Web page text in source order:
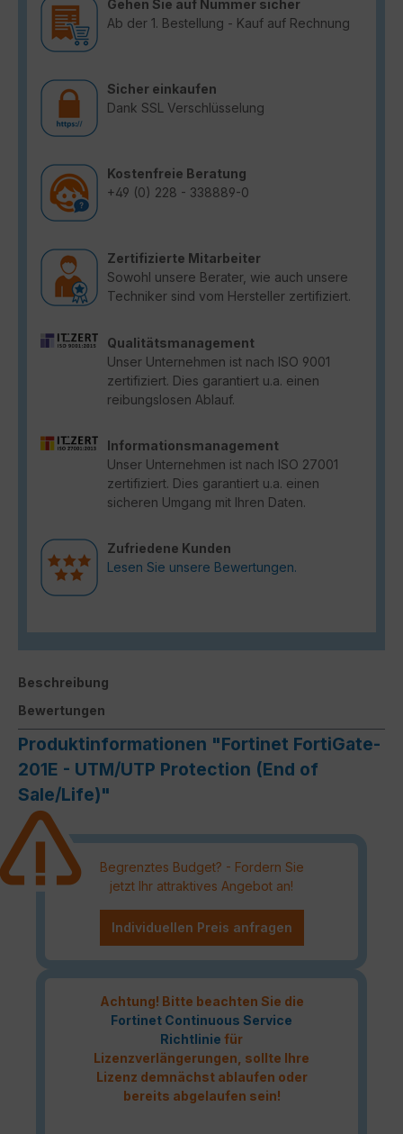
Gehen Sie auf Nummer sicher
Ab der 1. Bestellung - Kauf auf Rechnung
Sicher einkaufen
Dank SSL Verschlüsselung
Kostenfreie Beratung
+49 (0) 228 - 338889-0
Zertifizierte Mitarbeiter
Sowohl unsere Berater, wie auch unsere
Techniker sind vom Hersteller zertifiziert.
Qualitätsmanagement
Unser Unternehmen ist nach ISO 9001
zertifiziert. Dies garantiert u.a. einen
reibungslosen Ablauf.
Informationsmanagement
Unser Unternehmen ist nach ISO 27001
zertifiziert. Dies garantiert u.a. einen
sicheren Umgang mit Ihren Daten.
Zufriedene Kunden
Lesen Sie unsere Bewertungen.
Beschreibung
Bewertungen
Produktinformationen "Fortinet FortiGate-
201E - UTM/UTP Protection (End of
Sale/Life)"
Begrenztes Budget? - Fordern Sie
jetzt Ihr attraktives Angebot an!
Individuellen Preis anfragen
Achtung! Bitte beachten Sie die
Fortinet Continuous Service
Richtlinie für
Lizenzverlängerungen, sollte Ihre
Lizenz demnächst ablaufen oder
bereits abgelaufen sein!